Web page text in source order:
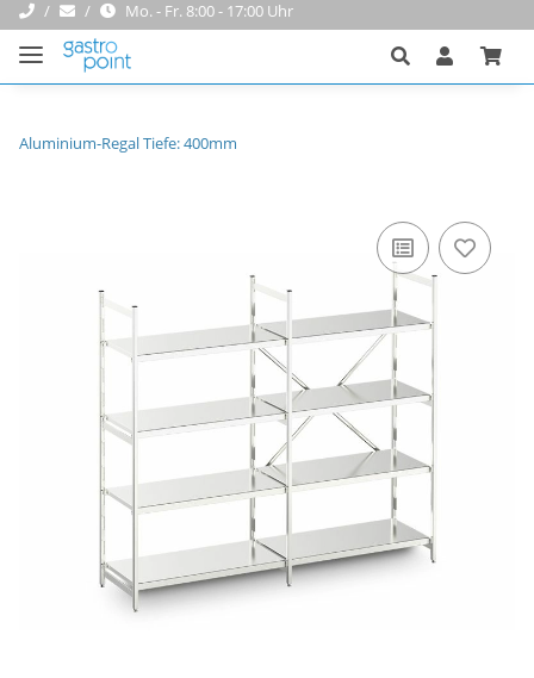
Mo. - Fr. 8:00 - 17:00 Uhr
Aluminium-Regal Tiefe: 400mm